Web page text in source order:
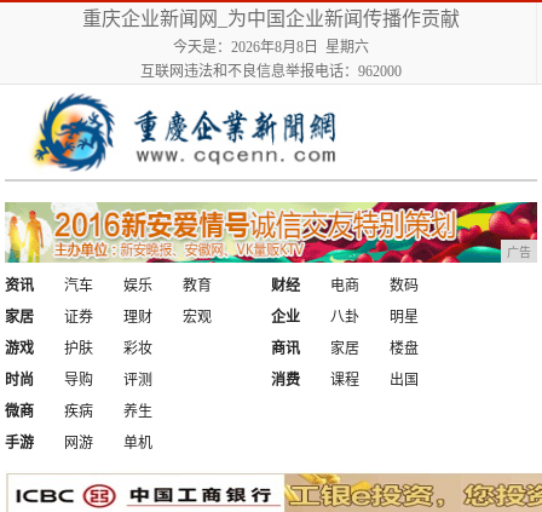
重庆企业新闻网_为中国企业新闻传播作贡献
今天是：2026年8月8日 星期六
互联网违法和不良信息举报电话：962000
广告
资讯 汽车 娱乐
教育
家居
证券 理财 宏观
财经 电商
数码
企业
八卦
明星
游戏
护肤
彩妆
时尚
导购 评测
商讯 家居
楼盘
消费
课程
出国
微商
疾病
养生
手游
网游 单机